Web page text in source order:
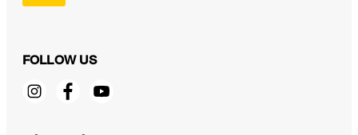
FOLLOW US